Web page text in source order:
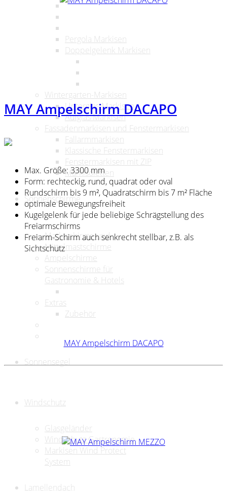
Pergola Markisen
Doppelgelenk Markisen
Wintergarten-Markisen
Unterglas Markisen
Aufglas Markisen
Fassadenmarkisen und Fenstermarkisen
Fallarmmarkisen
Klassische Fenstermarkisen
Fenstermarkisen mit ZIP
Markisoletten
Sonnenschirme
Marktschirme und
Mittelmastschirme
Ampelschirme
Sonnenschirme für
Gastronomie & Hotels
Extras
Zubehör
Sonnensegel
Windschutz
Glasgeländer
Windschutz Gastronomie
Markisen Wind Protect
System
Lamellendach
MAY Ampelschirm DACAPO
Max. Größe: 3300 mm
Form: rechteckig, rund, quadrat oder oval
Rundschirm bis 9 m², Quadratschirm bis 7 m² Fläche
optimale Bewegungsfreiheit
Kugelgelenk für jede beliebige Schrägstellung des
Freiarmschirms
Freiarm-Schirm auch senkrecht stellbar, z.B. als
Sichtschutz
MAY Ampelschirm DACAPO